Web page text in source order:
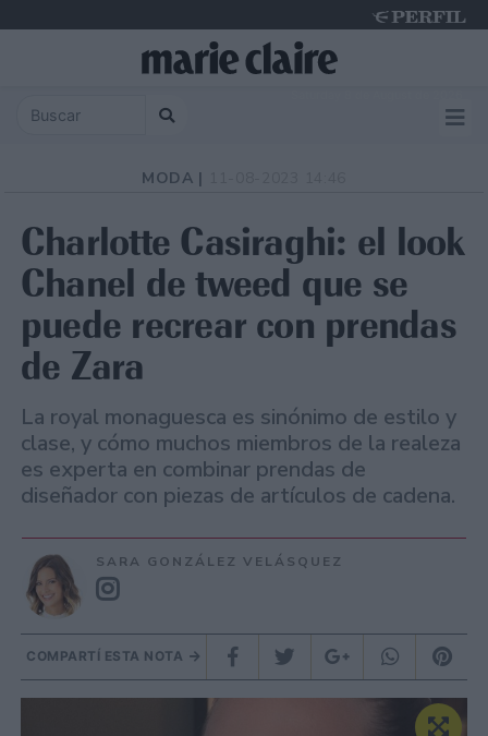
MODA |
Charlotte Casiraghi: el look
Chanel de tweed que se
puede recrear con prendas
de Zara
La royal monaguesca es sinónimo de estilo y
clase, y cómo muchos miembros de la realeza
es experta en combinar prendas de
diseñador con piezas de artículos de cadena.
SARA GONZÁLEZ VELÁSQUEZ
COMPARTÍ ESTA NOTA